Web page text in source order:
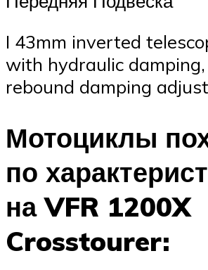
I 43mm inverted
with hydraulic
rebound damping
Мотоциклы
по
на VFR 1200X
Crosstourer: